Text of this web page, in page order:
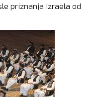
priznanja Izraela od